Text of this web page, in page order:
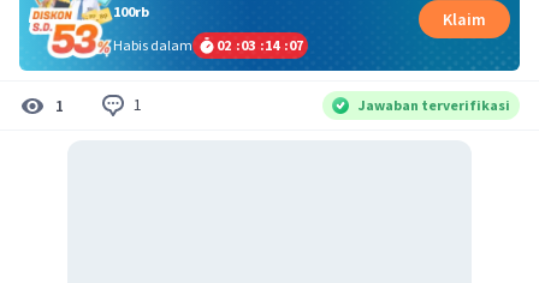
100rb
Habis dalam
02 :03 :14 :06
Klaim
1 1 Jawaban terverifikasi